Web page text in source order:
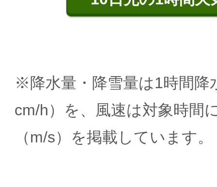
※降水量・降雪量は1時間降
cm/h）を、風速は対象時間
（m/s）を掲載しています。